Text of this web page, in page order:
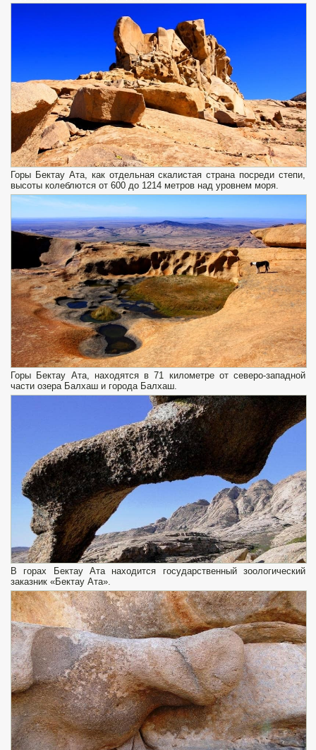
Горы Бектау Ата, как отдельная скалистая страна посреди степи,
высоты колеблются от 600 до 1214 метров над уровнем моря.
Горы Бектау Ата, находятся в 71 километре от северо-западной
части озера Балхаш и города Балхаш.
В горах Бектау Ата находится государственный зоологический
заказник «Бектау Ата».